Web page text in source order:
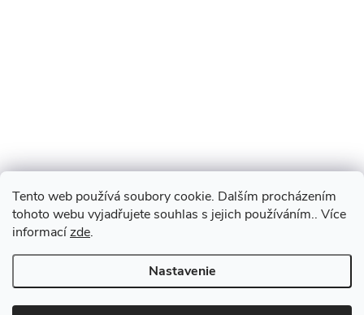
Tento web používá soubory cookie. Dalším procházením
tohoto webu vyjadřujete souhlas s jejich používáním.. Více
informacízde.
Nastavenie